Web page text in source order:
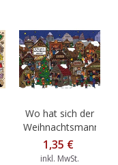
Wo hat sich der
Weihnachtsmann...
1,35 €
inkl. MwSt.